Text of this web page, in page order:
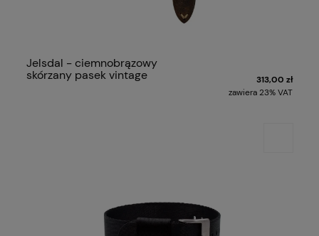
Jelsdal - ciemnobrązowy
skórzany pasek vintage
313,00 zł
zawiera 23% VAT